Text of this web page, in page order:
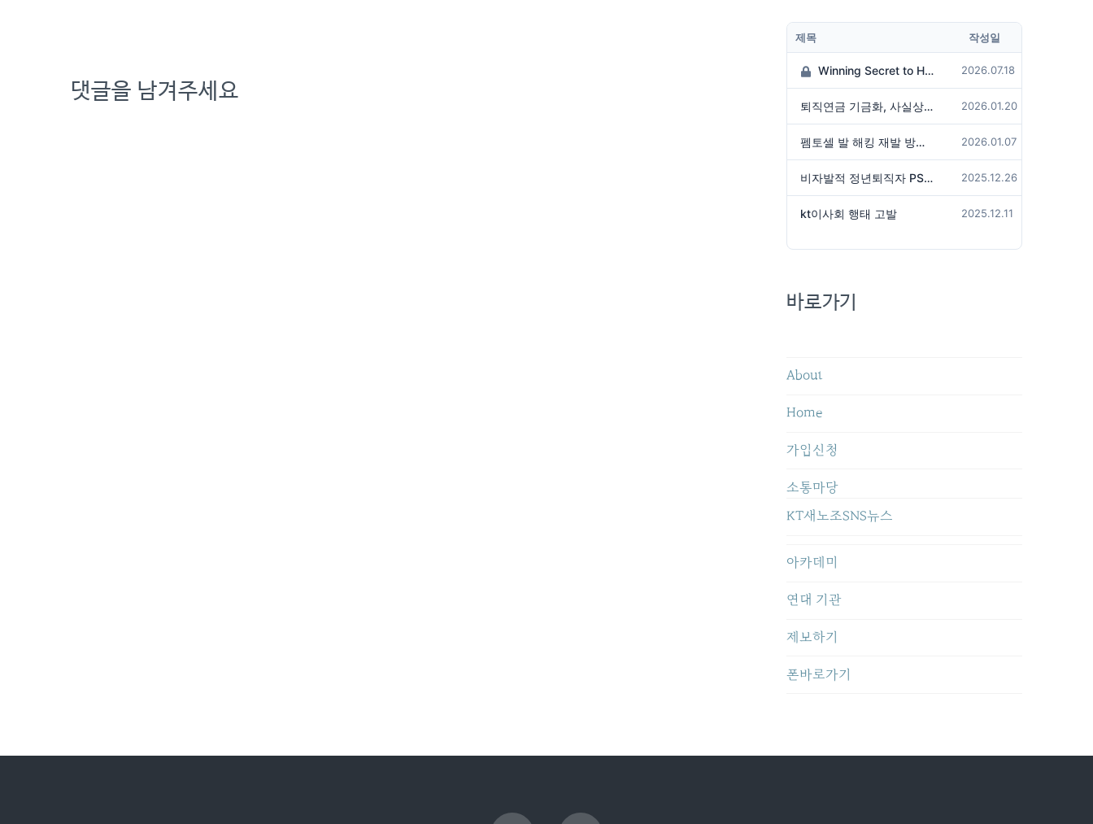
댓글을 남겨주세요
제목 작성일
Winning Secret to Hit the Jackpot! 2026.07.18
퇴직연금 기금화, 사실상 국가가 관리하겠다는 것인가? 2026.01.20
펨토셀 발 해킹 재발 방지 위해서는 2026.01.07
비자발적 정년퇴직자 PS성과급 미지급은 임금체불 아닌가? 2025.12.26
kt이사회 행태 고발 2025.12.11
바로가기
About
Home
가입신청
소통마당
KT새노조SNS뉴스
아카데미
연대 기관
제보하기
폰바로가기